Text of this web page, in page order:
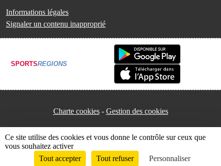
Informations légales
Signaler un contenu inapproprié
SPORTSREGIONS
Charte cookies Gestion des cookies
Envie de participer ? Connexion
Ce site utilise des cookies et vous donne le contrôle sur ceux que
vous souhaitez activer
Tout accepter
Tout refuser Personnaliser